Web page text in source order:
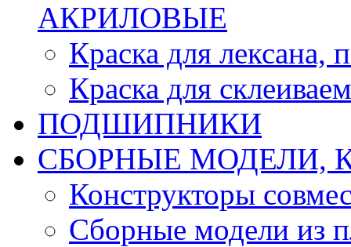
АКРИЛОВЫЕ
Краска для лексана,
Краска для
ПОДШИПНИКИ
CБОРНЫЕ МОДЕЛИ,
Конструкторы
Сборные модели из